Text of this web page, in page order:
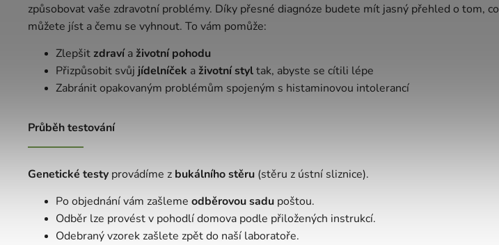
způsobovat vaše zdravotní problémy. Díky přesné diagnóze budete mít jasný přehled o tom, co
můžete jíst a čemu se vyhnout. To vám pomůže:
Zlepšit zdravía životní pohodu
Přizpůsobit svůj jídelníček a životní styltak, abyste se cítili lépe
Zabránit opakovaným problémům spojeným s histaminovou intolerancí
Průběh testování
Genetické testy provádíme z bukálního stěru (stěru z ústní sliznice).
Po objednání vám zašleme odběrovou sadu poštou.
Odběr lze provést v pohodlí domova podle přiložených instrukcí.
Odebraný vzorek zašlete zpět do naší laboratoře.